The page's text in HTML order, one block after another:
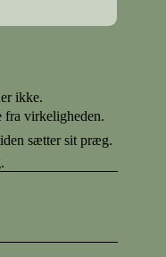
ikke.
virkeligheden.
sætter sit præg.